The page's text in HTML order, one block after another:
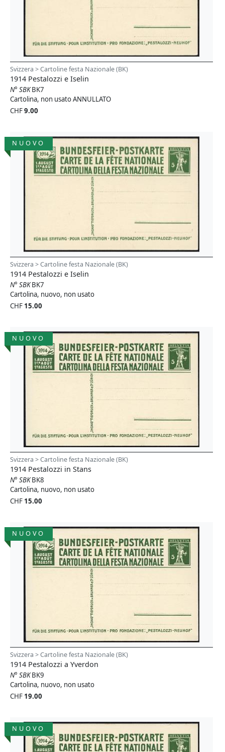
Svizzera > Cartoline festa Nazionale (BK)
1914 Pestalozzi e Iselin
N° SBKBK7
Cartolina, non usato ANNULLATO
CHF9.00
NUOVO
Svizzera > Cartoline festa Nazionale (BK)
1914 Pestalozzi e Iselin
N° SBKBK7
Cartolina, nuovo, non usato
CHF 15.00
NUOVO
Svizzera > Cartoline festa Nazionale (BK)
1914 Pestalozzi in Stans
N° SBKBK8
Cartolina, nuovo, non usato
CHF 15.00
NUOVO
Svizzera > Cartoline festa Nazionale (BK)
1914 Pestalozzi a Yverdon
N° SBKBK9
Cartolina, nuovo, non usato
CHF 19.00
NUOVO